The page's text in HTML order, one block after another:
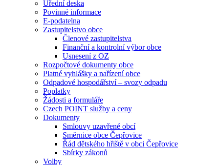
Úřední deska
Povinné informace
E-podatelna
Zastupitelstvo obce
Členové zastupitelstva
Finanční a kontrolní výbor obce
Usnesení z OZ
Rozpočtové dokumenty obce
Platné vyhlášky a nařízení obce
Odpadové hospodářství – svozy odpadu
Poplatky
Žádosti a formuláře
Czech POINT služby a ceny
Dokumenty
Smlouvy uzavřené obcí
Směrnice obce Čepřovice
Řád dětského hřiště v obci Čepřovice
Sbírky zákonů
Volby